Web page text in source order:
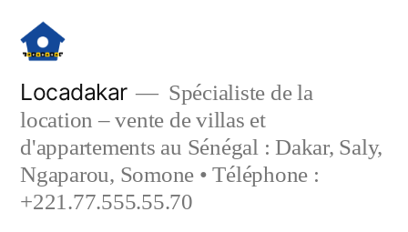
contenu
Locadakar
Spécialiste de la
location – vente de villas et
d'appartements au Sénégal : Dakar, Saly,
Ngaparou, Somone • Téléphone :
+221.77.555.55.70